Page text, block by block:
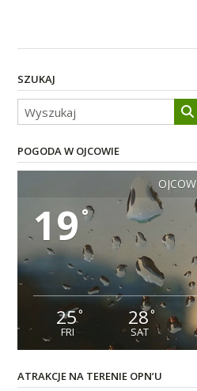
SZUKAJ
POGODA W OJCOWIE
OJCÓW
19 °
25°
FRI
28°
SAT
ATRAKCJE NA TERENIE OPN’U